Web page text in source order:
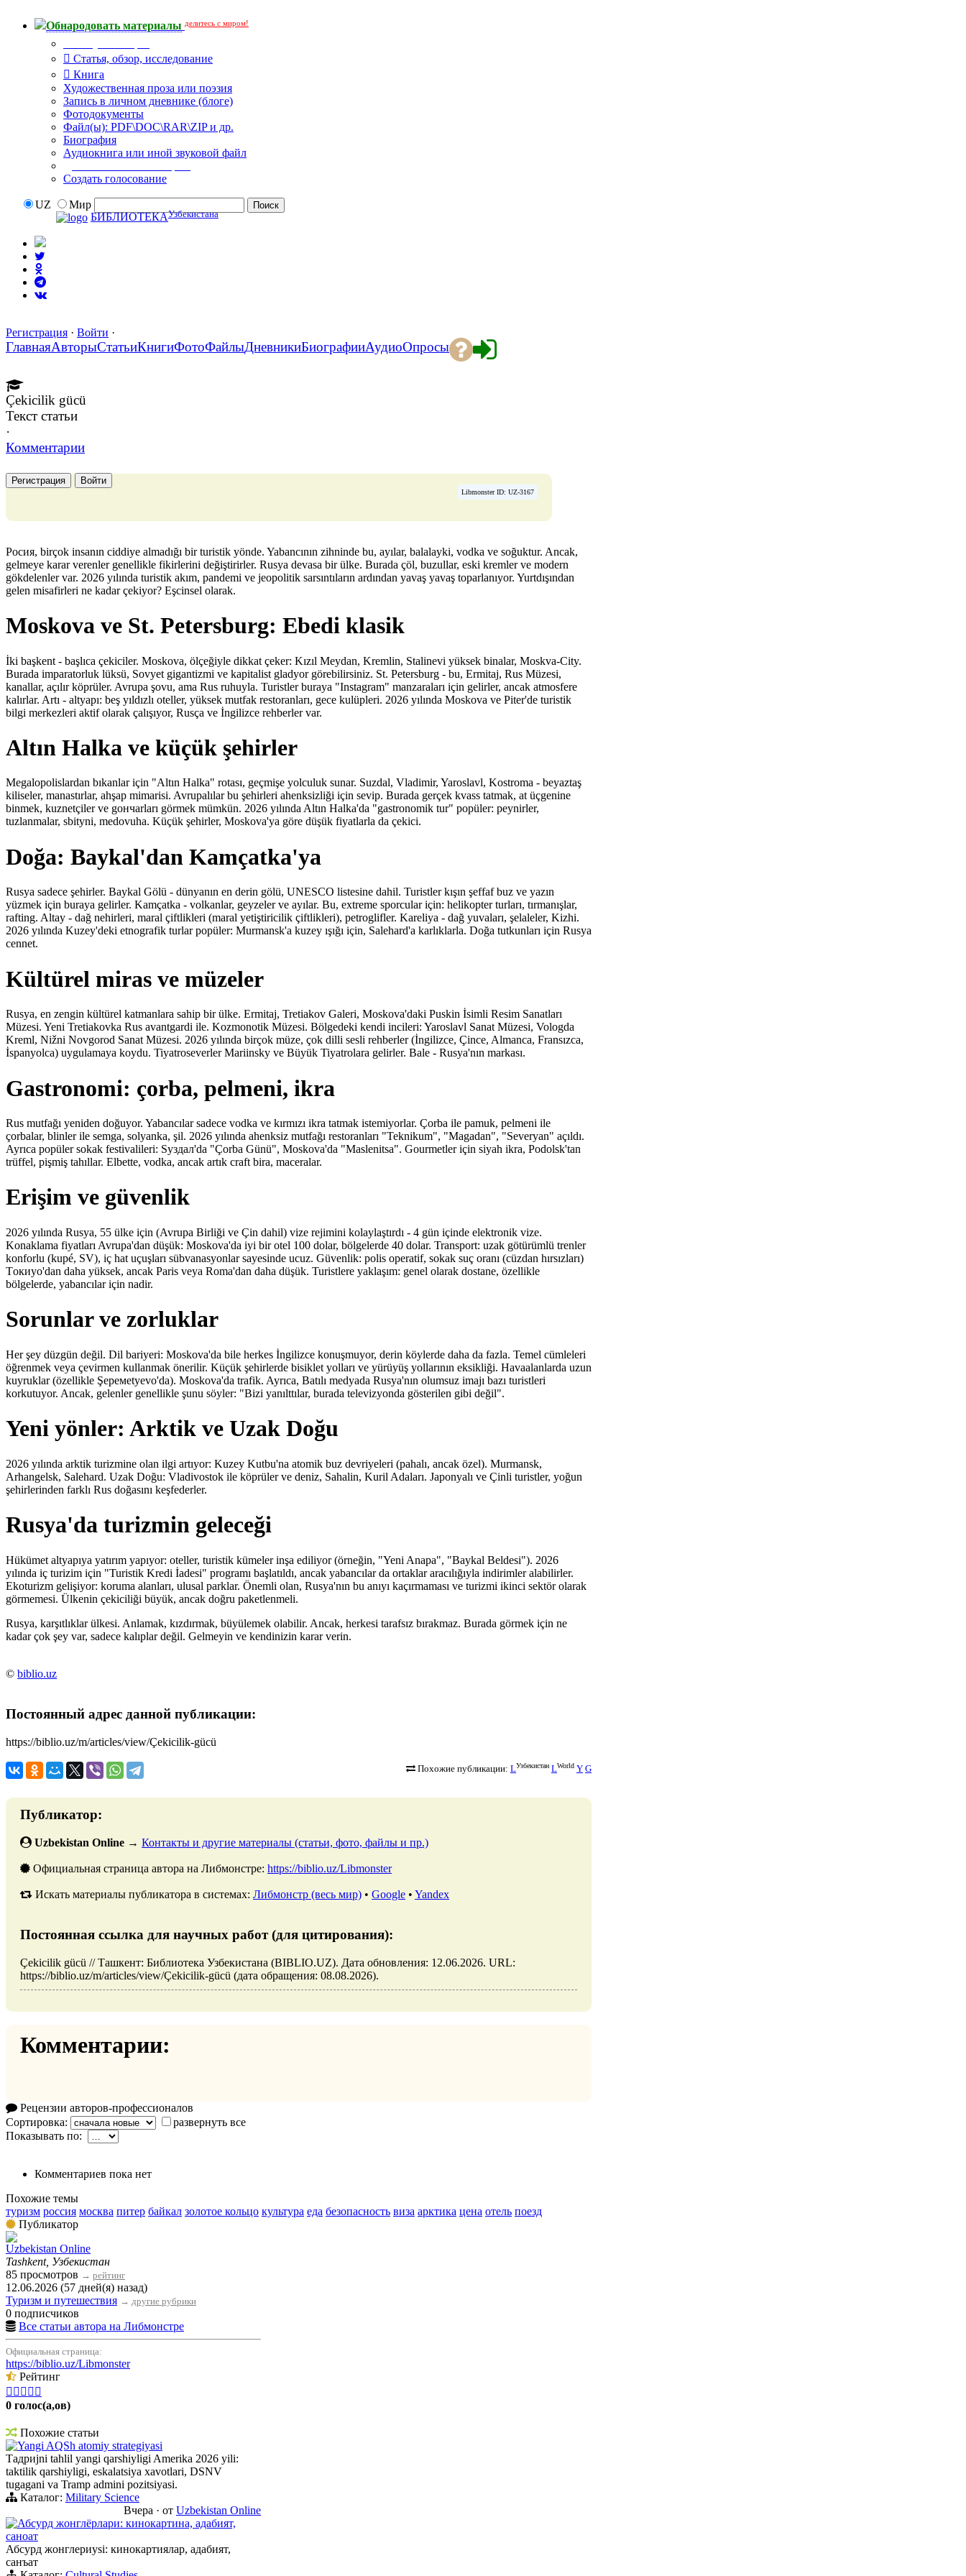
Обнародовать материалы делитесь с миром!
Статья, обзор, исследование
Книга
Художественная проза или поэзия
Запись в личном дневнике (блоге)
Фотодокументы
Файл(ы): PDF\DOC\RAR\ZIP и др.
Биография
Аудиокнига или иной звуковой файл
Создать голосование
UZ
Мир
БИБЛИОТЕКАУзбекистана
Регистрация · Войти ·
ГлавнаяАвторыСтатьиКнигиФотоФайлыДневникиБиографииАудиоОпросы
Çekicilik gücü
Текст статьи
·
Комментарии
Регистрация Войти
Libmonster ID: UZ-3167
Росия, birçok insanın ciddiye almadığı bir turistik yönde. Yabancının zihninde bu, ayılar, balalayki, vodka ve soğuktur. Ancak,
gelmeye karar verenler genellikle fikirlerini değiştirirler. Rusya devasa bir ülke. Burada çöl, buzullar, eski kremler ve modern
gökdelenler var. 2026 yılında turistik akım, pandemi ve jeopolitik sarsıntıların ardından yavaş yavaş toparlanıyor. Yurtdışından
gelen misafirleri ne kadar çekiyor? Eşcinsel olarak.
Moskova ve St. Petersburg: Ebedi klasik
İki başkent - başlıca çekiciler. Moskova, ölçeğiyle dikkat çeker: Kızıl Meydan, Kremlin, Stalinevi yüksek binalar, Moskva-City.
Burada imparatorluk lüksü, Sovyet gigantizmi ve kapitalist gladyor görebilirsiniz. St. Petersburg - bu, Ermitaj, Rus Müzesi,
kanallar, açılır köprüler. Avrupa şovu, ama Rus ruhuyla. Turistler buraya "Instagram" manzaraları için gelirler, ancak atmosfere
kalırlar. Artı - altyapı: beş yıldızlı oteller, yüksek mutfak restoranları, gece kulüpleri. 2026 yılında Moskova ve Piter'de turistik
bilgi merkezleri aktif olarak çalışıyor, Rusça ve İngilizce rehberler var.
Altın Halka ve küçük şehirler
Megalopolislardan bıkanlar için "Altın Halka" rotası, geçmişe yolculuk sunar. Suzdal, Vladimir, Yaroslavl, Kostroma - beyaztaş
kiliseler, manastırlar, ahşap mimarisi. Avrupalılar bu şehirleri ahenksizliği için sevip. Burada gerçek kvass tatmak, at üçgenine
binmek, kuznetçiler ve gончarları görmek mümkün. 2026 yılında Altın Halka'da "gastronomik tur" popüler: peynirler,
tuzlanmalar, sbityni, medovuha. Küçük şehirler, Moskova'ya göre düşük fiyatlarla da çekici.
Doğa: Baykal'dan Kamçatka'ya
Rusya sadece şehirler. Baykal Gölü - dünyanın en derin gölü, UNESCO listesine dahil. Turistler kışın şeffaf buz ve yazın
yüzmek için buraya gelirler. Kamçatka - volkanlar, geyzeler ve ayılar. Bu, extreme sporcular için: helikopter turları, tırmanışlar,
rafting. Altay - dağ nehirleri, maral çiftlikleri (maral yetiştiricilik çiftlikleri), petroglifler. Kareliya - dağ yuvaları, şelaleler, Kizhi.
2026 yılında Kuzey'deki etnografik turlar popüler: Murmansk'a kuzey ışığı için, Salehard'a karlıklarla. Doğa tutkunları için Rusya
cennet.
Kültürel miras ve müzeler
Rusya, en zengin kültürel katmanlara sahip bir ülke. Ermitaj, Tretiakov Galeri, Moskova'daki Puskin İsimli Resim Sanatları
Müzesi. Yeni Tretiakovka Rus avantgardi ile. Kozmonotik Müzesi. Bölgedeki kendi incileri: Yaroslavl Sanat Müzesi, Vologda
Kreml, Nižni Novgorod Sanat Müzesi. 2026 yılında birçok müze, çok dilli sesli rehberler (İngilizce, Çince, Almanca, Fransızca,
İspanyolca) uygulamaya koydu. Tiyatroseverler Mariinsky ve Büyük Tiyatrolara gelirler. Bale - Rusya'nın markası.
Gastronomi: çorba, pelmeni, ikra
Rus mutfağı yeniden doğuyor. Yabancılar sadece vodka ve kırmızı ikra tatmak istemiyorlar. Çorba ile pamuk, pelmeni ile
çorbalar, blinler ile semga, solyanka, şil. 2026 yılında ahenksiz mutfağı restoranları "Teknikum", "Magadan", "Severyan" açıldı.
Ayrıca popüler sokak festivalileri: Sуздал'da "Çorba Günü", Moskova'da "Maslenitsa". Gourmetler için siyah ikra, Podolsk'tan
trüffel, pişmiş tahıllar. Elbette, vodka, ancak artık craft bira, maceralar.
Erişim ve güvenlik
2026 yılında Rusya, 55 ülke için (Avrupa Birliği ve Çin dahil) vize rejimini kolaylaştırdı - 4 gün içinde elektronik vize.
Konaklama fiyatları Avrupa'dan düşük: Moskova'da iyi bir otel 100 dolar, bölgelerde 40 dolar. Transport: uzak götürümlü trenler
konforlu (kupé, SV), iç hat uçuşları sübvanasyonlar sayesinde ucuz. Güvenlik: polis operatif, sokak suç oranı (cüzdan hırsızları)
Tокиyo'dan daha yüksek, ancak Paris veya Roma'dan daha düşük. Turistlere yaklaşım: genel olarak dostane, özellikle
bölgelerde, yabancılar için nadir.
Sorunlar ve zorluklar
Her şey düzgün değil. Dil bariyeri: Moskova'da bile herkes İngilizce konuşmuyor, derin köylerde daha da fazla. Temel cümleleri
öğrenmek veya çevirmen kullanmak önerilir. Küçük şehirlerde bisiklet yolları ve yürüyüş yollarının eksikliği. Havaalanlarda uzun
kuyruklar (özellikle Şеремetyevo'da). Moskova'da trafik. Ayrıca, Batılı medyada Rusya'nın olumsuz imajı bazı turistleri
korkutuyor. Ancak, gelenler genellikle şunu söyler: "Bizi yanılttılar, burada televizyonda gösterilen gibi değil".
Yeni yönler: Arktik ve Uzak Doğu
2026 yılında arktik turizmine olan ilgi artıyor: Kuzey Kutbu'na atomik buz devriyeleri (pahalı, ancak özel). Murmansk,
Arhangelsk, Salehard. Uzak Doğu: Vladivostok ile köprüler ve deniz, Sahalin, Kuril Adaları. Japonyalı ve Çinli turistler, yoğun
şehirlerinden farklı Rus doğasını keşfederler.
Rusya'da turizmin geleceği
Hükümet altyapıya yatırım yapıyor: oteller, turistik kümeler inşa ediliyor (örneğin, "Yeni Anapa", "Baykal Beldesi"). 2026
yılında iç turizim için "Turistik Kredi İadesi" programı başlatıldı, ancak yabancılar da ortaklar aracılığıyla indirimler alabilirler.
Ekoturizm gelişiyor: koruma alanları, ulusal parklar. Önemli olan, Rusya'nın bu anıyı kaçırmaması ve turizmi ikinci sektör olarak
görmemesi. Ülkenin çekiciliği büyük, ancak doğru paketlenmeli.
Rusya, karşıtlıklar ülkesi. Anlamak, kızdırmak, büyülemek olabilir. Ancak, herkesi tarafsız bırakmaz. Burada görmek için ne
kadar çok şey var, sadece kalıplar değil. Gelmeyin ve kendinizin karar verin.
© biblio.uz
Постоянный адрес данной публикации:
https://biblio.uz/m/articles/view/Çekicilik-gücü
Похожие публикации: LУзбекистан LWorld Y G
Публикатор:
Uzbekistan Online → Контакты и другие материалы (статьи, фото, файлы и пр.)
Официальная страница автора на Либмонстре: https://biblio.uz/Libmonster
Искать материалы публикатора в системах: Либмонстр (весь мир) • Google • Yandex
Постоянная ссылка для научных работ (для цитирования):
Çekicilik gücü // Ташкент: Библиотека Узбекистана (BIBLIO.UZ). Дата обновления: 12.06.2026. URL:
https://biblio.uz/m/articles/view/Çekicilik-gücü (дата обращения: 08.08.2026).
Комментарии:
Рецензии авторов-профессионалов
Сортировка:
развернуть все
Показывать по:
Комментариев пока нет
Похожие темы
туризм россия москва питер байкал золотое кольцо культура еда безопасность виза арктика цена отель поезд
Публикатор
Uzbekistan Online
Tashkent, Узбекистан
85 просмотров → рейтинг
12.06.2026 (57 дней(я) назад)
Туризм и путешествия → другие рубрики
0 подписчиков
Все статьи автора на Либмонстре
Официальная страница:
https://biblio.uz/Libmonster
Рейтинг
    
0 голос(а,ов)
Похожие статьи
Yangi AQSh atomiy strategiyasi
Тадриjni tahlil yangi qarshiyligi Amerika 2026 yili:
taktilik qarshiyligi, eskalatsiya xavotlari, DSNV
tugagani va Tramp admini pozitsiyasi.
Каталог: Military Science
Вчера · от Uzbekistan Online
Абсурд жонглёрлари: кинокартина, адабият,
саноат
Абсурд жонглериysi: кинокартиялар, адабият,
санъат